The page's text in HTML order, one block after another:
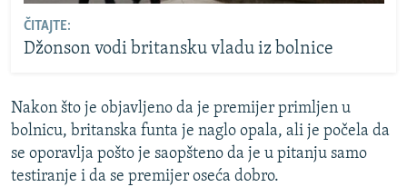
ČITAJTE:
Džonson vodi britansku vladu iz bolnice
Nakon što je objavljeno da je premijer primljen u
bolnicu, britanska funta je naglo opala, ali je počela da
se oporavlja pošto je saopšteno da je u pitanju samo
testiranje i da se premijer oseća dobro.